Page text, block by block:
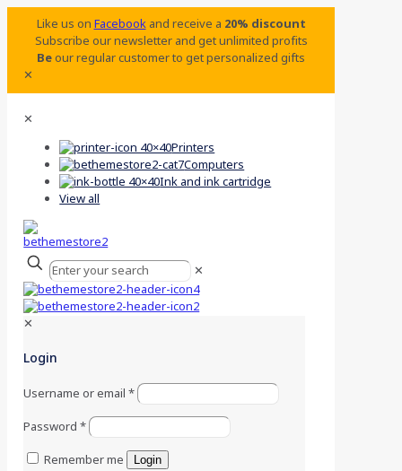
Like us onFacebookand receive a 20% discount
Subscribe our newsletter and get unlimited profits
Beour regular customer to get personalized gifts
✕
✕
Printers
Computers
Ink and ink cartridge
View all
✕
✕
Login
Username or email*
Password*
Remember me
Login